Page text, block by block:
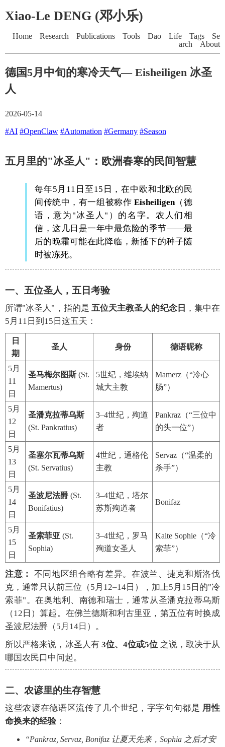
Xiao-Le DENG (邓小乐)
Home Research Publications Tools Dao Life Tags
Se
arch
About
德国5月中旬的寒冷天气— Eisheiligen 冰圣
人
2026-05-14
#AI #OpenClaw #Automation #Germany #Season
五月里的"冰圣人"：欧洲春寒的民间智慧
每年5月11日至15日，在中欧和北欧的民
间传统中，有一组被称作 Eisheiligen（德
语，意为"冰圣人"）的名字。农人们相
信，这几日是一年中最危险的季节——最
后的晚霜可能在此降临，新播下的种子随
时被冻死。
一、五位圣人，五日考验
所谓"冰圣人"，指的是 五位天主教圣人的纪念日 ，集中在
5月11日到15日这五天：
日
期
圣人 身份 德语昵称
5月
11
日
圣马梅尔图斯(St.
Mamertus)
5世纪，维埃纳
城大主教
Mamerz（“冷心
肠”）
5月
12
日
圣潘克拉蒂乌斯
(St. Pankratius)
3–4世纪，殉道
者
Pankraz（“三位中
的头一位”）
5月
13
日
圣塞尔瓦蒂乌斯
(St. Servatius)
4世纪，通格伦
主教
Servaz（“温柔的
杀手”）
5月
14
日
圣波尼法爵 (St.
Bonifatius)
3–4世纪，塔尔
苏斯殉道者
Bonifaz
5月
15
日
圣索菲亚 (St.
Sophia)
3–4世纪，罗马
殉道女圣人
Kalte Sophie（“冷
索菲”）
注意：
不同地区组合略有差异。在波兰、捷克和斯洛伐
克，通常只认前三位（5月12–14日），加上5月15日的"冷
索菲"。在奥地利、南德和瑞士，通常从圣潘克拉蒂乌斯
（12日）算起。在佛兰德斯和利古里亚，第五位有时换成
圣波尼法爵（5月14日）。
所以严格来说，冰圣人有 3位、4位或5位 之说，取决于从
哪国农民口中问起。
二、农谚里的生存智慧
这些农谚在德语区流传了几个世纪，字字句句都是 用性
命换来的经验：
“Pankraz, Servaz, Bonifaz 让夏天先来，Sophia 之后才安